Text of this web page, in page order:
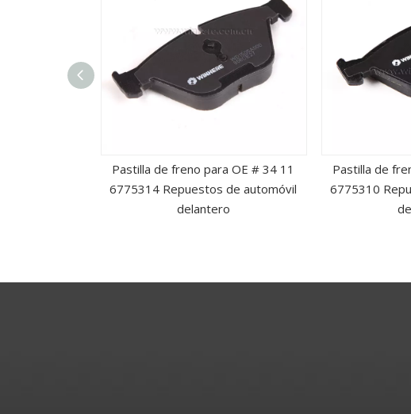
Pastilla de freno para OE # 34 11
6775314 Repuestos de automóvil
delantero
Pastilla de
6775310